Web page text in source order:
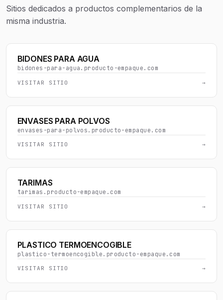
Sitios dedicados a productos complementarios de la
misma industria.
BIDONES PARA AGUA
bidones-para-agua.producto-empaque.com
VISITAR SITIO →
ENVASES PARA POLVOS
envases-para-polvos.producto-empaque.com
VISITAR SITIO →
TARIMAS
tarimas.producto-empaque.com
VISITAR SITIO →
PLASTICO TERMOENCOGIBLE
plastico-termoencogible.producto-empaque.com
VISITAR SITIO →